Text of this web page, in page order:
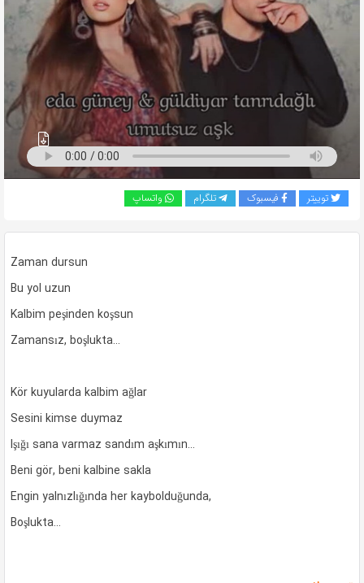
به
اشتراک
بگذارید.
لینک
توییتر فیسبوک تلگرام واتساپ
Zaman dursun
Bu yol uzun
Kalbim peşinden koşsun
Zamansız, boşlukta…
Kör kuyularda kalbim ağlar
Sesini kimse duymaz
Işığı sana varmaz sandım aşkımın…
Beni gör, beni kalbine sakla
Engin yalnızlığında her kaybolduğunda,
Boşlukta…